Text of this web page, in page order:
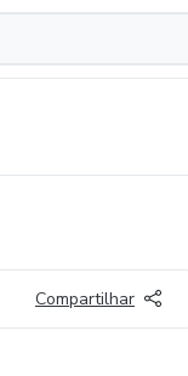
Compartilhar